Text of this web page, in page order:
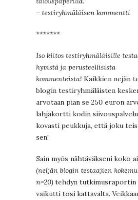
– testiryhmäläisen kommentti
*******
Iso kiitos testiryhmäläisille
hyvistä ja perusteellisista
kommenteista! Kaikkien nejän
blogin testiryhmäläisten
arvotaan pian se 250 euron
lahjakortti kodin
kovasti peukkuja, että joku
sen!
Sain myös nähtäväkseni koko
(neljän blogin testaajien
n=20) tehdyn tutkimusraportin
vaikutti tosi kattavalta.